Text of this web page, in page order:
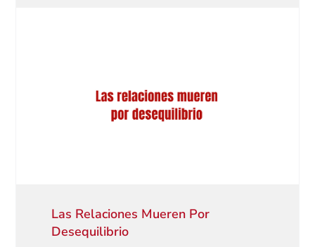
Las Relaciones Mueren Por
Desequilibrio